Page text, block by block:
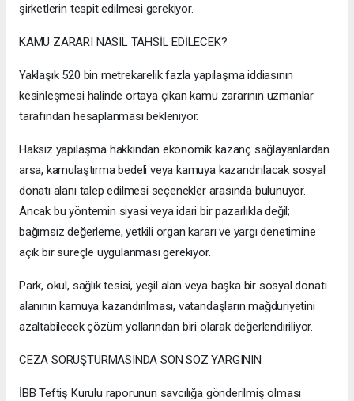
şirketlerin tespit edilmesi gerekiyor.
KAMU ZARARI NASIL TAHSİL EDİLECEK?
Yaklaşık 520 bin metrekarelik fazla yapılaşma iddiasının
kesinleşmesi halinde ortaya çıkan kamu zararının uzmanlar
tarafından hesaplanması bekleniyor.
Haksız yapılaşma hakkından ekonomik kazanç sağlayanlardan
arsa, kamulaştırma bedeli veya kamuya kazandırılacak sosyal
donatı alanı talep edilmesi seçenekler arasında bulunuyor.
Ancak bu yöntemin siyasi veya idari bir pazarlıkla değil;
bağımsız değerleme, yetkili organ kararı ve yargı denetimine
açık bir süreçle uygulanması gerekiyor.
Park, okul, sağlık tesisi, yeşil alan veya başka bir sosyal donatı
alanının kamuya kazandırılması, vatandaşların mağduriyetini
azaltabilecek çözüm yollarından biri olarak değerlendiriliyor.
CEZA SORUŞTURMASINDA SON SÖZ YARGININ
İBB Teftiş Kurulu raporunun savcılığa gönderilmiş olması